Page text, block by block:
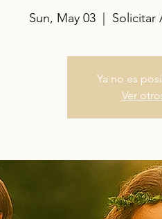
Sun, May 03
  |
Solicitar
Ya no es
Ver